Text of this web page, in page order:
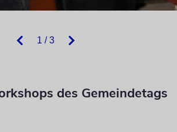
1 / 3
des Gemeindetags